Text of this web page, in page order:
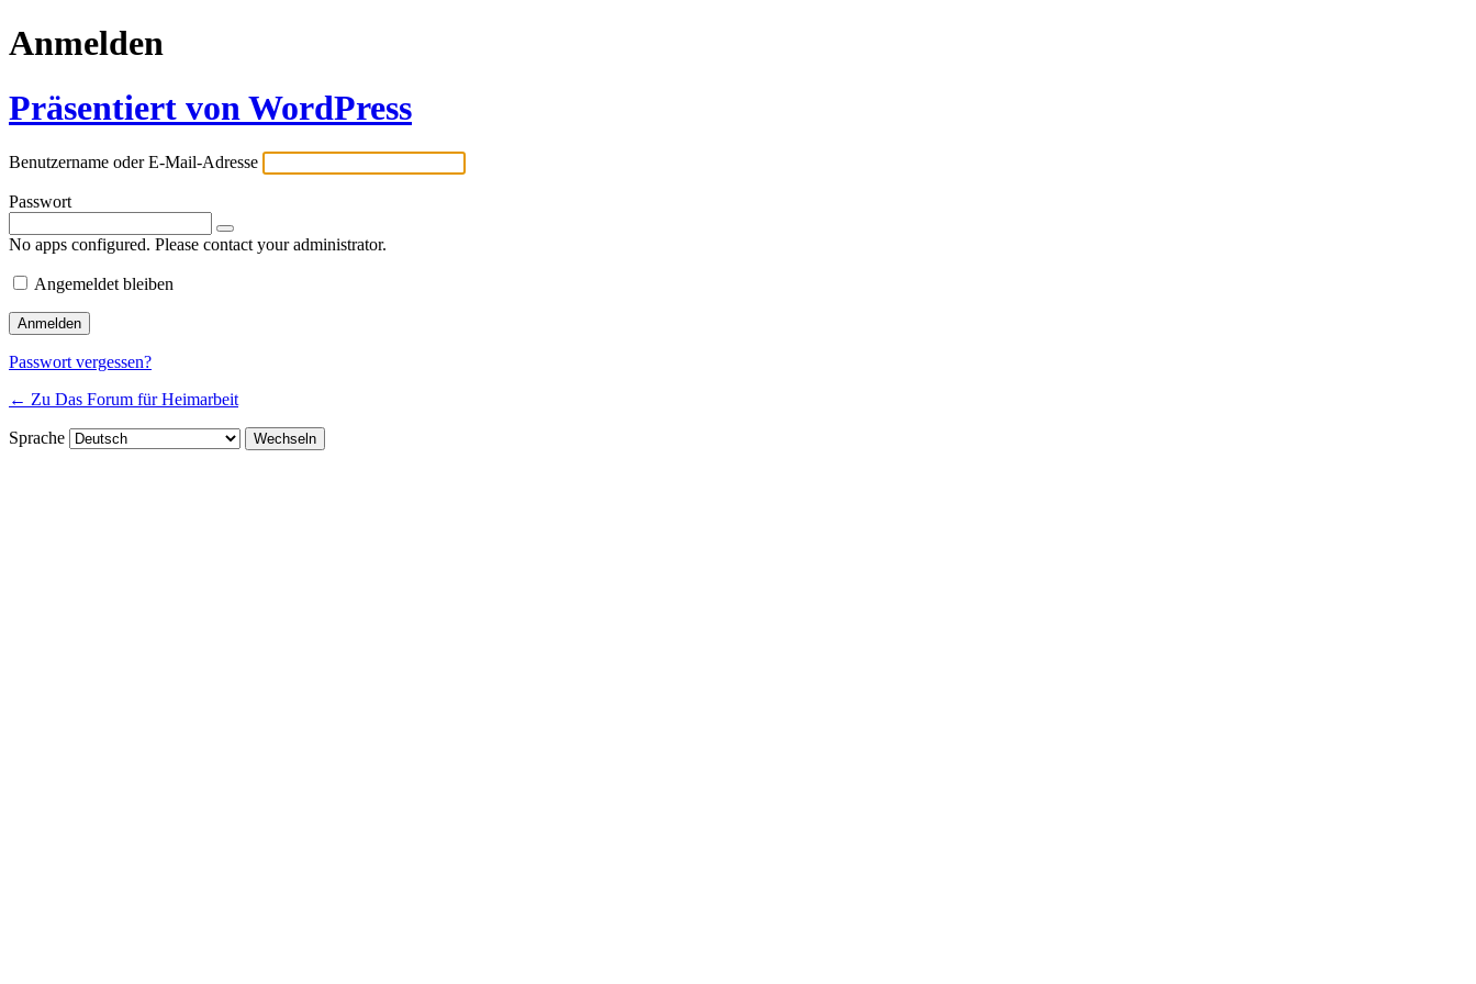
Anmelden
Präsentiert von WordPress
Benutzername oder E-Mail-Adresse
Passwort
No apps configured. Please contact your administrator.
Angemeldet bleiben
Passwort vergessen?
← Zu Das Forum für Heimarbeit
Sprache